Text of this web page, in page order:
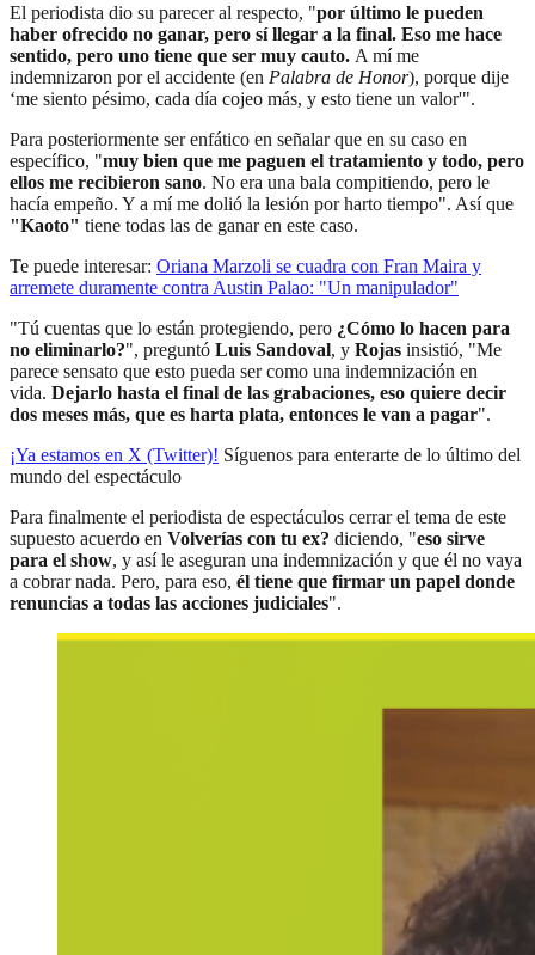
El periodista dio su parecer al respecto, "por último le pueden
haber ofrecido no ganar, pero sí llegar a la final. Eso me hace
sentido, pero uno tiene que ser muy cauto. A mí me
indemnizaron por el accidente (en Palabra de Honor), porque dije
‘me siento pésimo, cada día cojeo más, y esto tiene un valor'".
Para posteriormente ser enfático en señalar que en su caso en
específico, "muy bien que me paguen el tratamiento y todo, pero
ellos me recibieron sano. No era una bala compitiendo, pero le
hacía empeño. Y a mí me dolió la lesión por harto tiempo". Así que
"Kaoto" tiene todas las de ganar en este caso.
Te puede interesar: Oriana Marzoli se cuadra con Fran Maira y
arremete duramente contra Austin Palao: "Un manipulador"
"Tú cuentas que lo están protegiendo, pero ¿Cómo lo hacen para
no eliminarlo?", preguntó Luis Sandoval, y Rojas insistió, "Me
parece sensato que esto pueda ser como una indemnización en
vida. Dejarlo hasta el final de las grabaciones, eso quiere decir
dos meses más, que es harta plata, entonces le van a pagar".
¡Ya estamos en X (Twitter)! Síguenos para enterarte de lo último del
mundo del espectáculo
Para finalmente el periodista de espectáculos cerrar el tema de este
supuesto acuerdo en Volverías con tu ex? diciendo, "eso sirve
para el show, y así le aseguran una indemnización y que él no vaya
a cobrar nada. Pero, para eso, él tiene que firmar un papel donde
renuncias a todas las acciones judiciales".